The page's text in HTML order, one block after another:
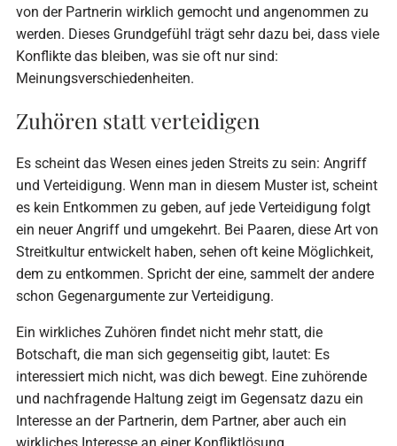
von der Partnerin wirklich gemocht und angenommen zu
werden. Dieses Grundgefühl trägt sehr dazu bei, dass viele
Konflikte das bleiben, was sie oft nur sind:
Meinungsverschiedenheiten.
Zuhören statt verteidigen
Es scheint das Wesen eines jeden Streits zu sein: Angriff
und Verteidigung. Wenn man in diesem Muster ist, scheint
es kein Entkommen zu geben, auf jede Verteidigung folgt
ein neuer Angriff und umgekehrt. Bei Paaren, diese Art von
Streitkultur entwickelt haben, sehen oft keine Möglichkeit,
dem zu entkommen. Spricht der eine, sammelt der andere
schon Gegenargumente zur Verteidigung.
Ein wirkliches Zuhören findet nicht mehr statt, die
Botschaft, die man sich gegenseitig gibt, lautet: Es
interessiert mich nicht, was dich bewegt. Eine zuhörende
und nachfragende Haltung zeigt im Gegensatz dazu ein
Interesse an der Partnerin, dem Partner, aber auch ein